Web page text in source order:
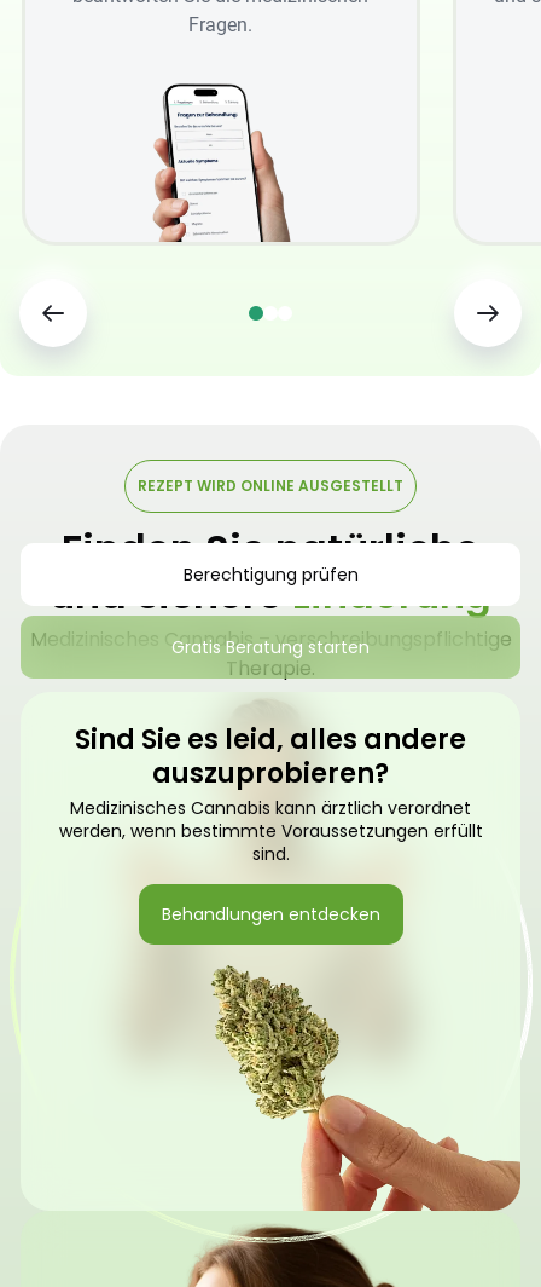
Fragen.
REZEPT WIRD ONLINE AUSGESTELLT
Finden Sie natürliche
und sichereLinderung
Medizinisches Cannabis – verschreibungspflichtige
Therapie.
Berechtigung prüfen
Gratis Beratung starten
Sind Sie es leid, alles andere
auszuprobieren?
Medizinisches Cannabis kann ärztlich verordnet
werden, wenn bestimmte Voraussetzungen erfüllt
sind.
Behandlungen entdecken